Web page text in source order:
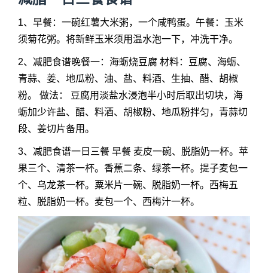
1、早餐：一碗红薯大米粥，一个咸鸭蛋。午餐：玉米
须菊花粥。将新鲜玉米须用温水泡一下，冲洗干净。
2、减肥食谱晚餐一：海蛎烧豆腐 材料：豆腐、海蛎、
青蒜、姜、地瓜粉、油、盐、料酒、生抽、醋、胡椒
粉。 做法： 豆腐用淡盐水浸泡半小时后取出切块，海
蛎加少许盐、醋、料酒、胡椒粉、地瓜粉拌匀，青蒜切
段、姜切片备用。
3、减肥食谱一日三餐 早餐 麦皮一碗、脱脂奶一杯。苹
果三个、清茶一杯。香蕉二条、绿茶一杯。提子麦包一
个、乌龙茶一杯。粟米片一碗、脱脂奶一杯。西梅五
粒、脱脂奶一杯。麦包一个、西梅汁一杯。